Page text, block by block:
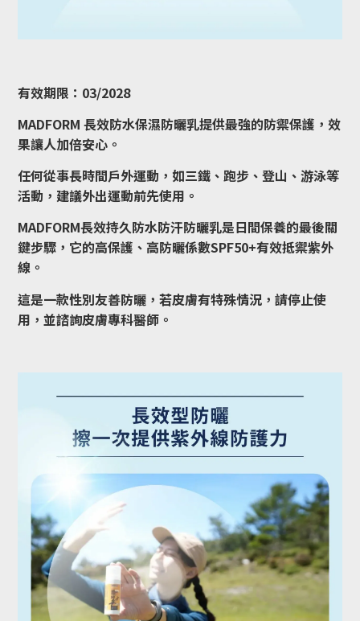
有效期限：03/2028
MADFORM 長效防水保濕防曬乳提供最強的防禦保護，效
果讓人加倍安心。
任何從事長時間戶外運動，如三鐵、跑步、登山、游泳等
活動，建議外出運動前先使用。
MADFORM長效持久防水防汗防曬乳是日間保養的最後關
鍵步驟，它的高保護、高防曬係數SPF50+有效抵禦紫外
線。
這是一款性別友善防曬，若皮膚有特殊情況，請停止使
用，並諮詢皮膚專科醫師。